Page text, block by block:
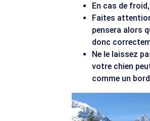
En cas de
Faites
pensera alors
donc
Ne le laissez
votre chien
comme un